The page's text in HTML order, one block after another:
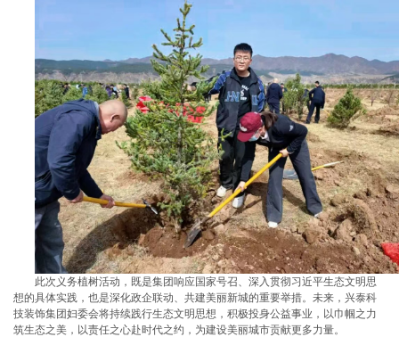
此次义务植树活动，既是集团响应国家号召、深入贯彻习近平生态文明思
想的具体实践，也是深化政企联动、共建美丽新城的重要举措。未来，兴泰科
技装饰集团妇委会将持续践行生态文明思想，积极投身公益事业，以巾帼之力
筑生态之美，以责任之心赴时代之约，为建设美丽城市贡献更多力量。